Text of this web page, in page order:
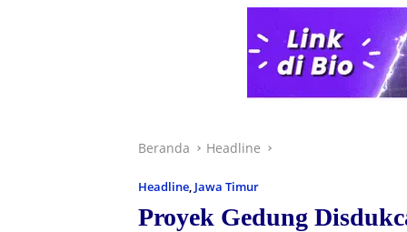
Beranda Headline
Headline, Jawa Timur
Proyek Gedung